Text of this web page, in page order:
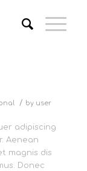
/ by user
adipiscing
Aenean
magnis dis
Donec